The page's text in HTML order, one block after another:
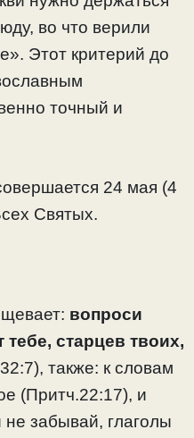
во что верили
Этот критерий до
точный и
24 мая (4
Святых.
вопроси
тебе, старцев твоих,
также: к словам
(Притч.22:17), и
забывай, глаголы